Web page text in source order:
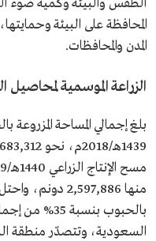
الطقس والبيئة وكمية ضوء
المحافظة على البيئة
المدن والمحافظات.
الزراعة الموسمية
بلغ إجمالي المساحة
منها 2,597,886
بالحبوب
السعودية، وتتصدّر منطقة